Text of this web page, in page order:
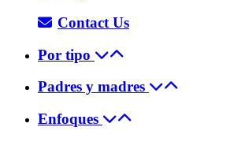
Contact Us
Por tipo
Padres y madres
Enfoques